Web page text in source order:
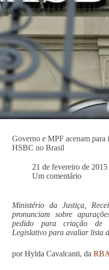
Governo e MPF acenam para
HSBC no Brasil
21 de fevereiro de 2015
Um comentário
Ministério da Justiça,
pronunciam sobre
pedido para criação de
Legislativo para avaliar lista
por Hylda Cavalcanti, da RBA